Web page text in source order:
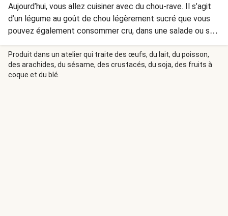
Aujourd’hui, vous allez cuisiner avec du chou-rave. Il s’agit
d’un légume au goût de chou légèrement sucré que vous
pouvez également consommer cru, dans une salade ou sur
du pain. Pour cette recette, il est cuit à la poêle avec du
poivron, ce qui permet d’en adoucir la structure et la
saveur.
Produit dans un atelier qui traite des œufs, du lait, du poisson,
des arachides, du sésame, des crustacés, du soja, des fruits à
coque et du blé.